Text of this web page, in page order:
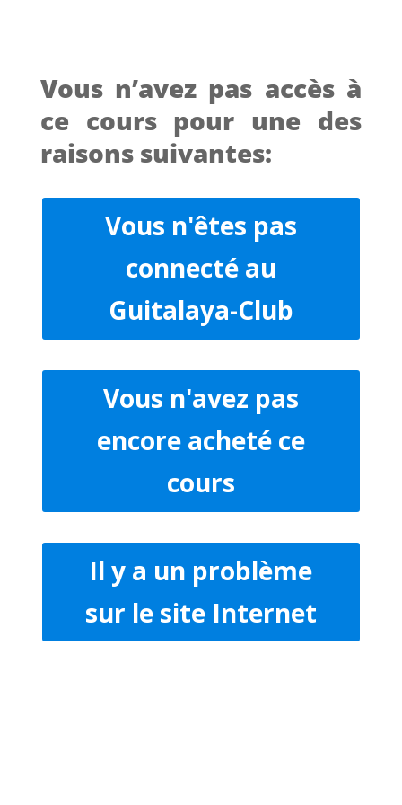
Vous n’avez pas accès à
ce cours pour une des
raisons suivantes:
Vous n'êtes pas
connecté au
Guitalaya-Club
Vous n'avez pas
encore acheté ce
cours
Il y a un problème
sur le site Internet